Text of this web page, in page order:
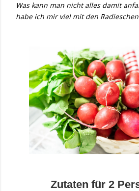
Was kann man nicht alles damit
habe ich mir viel mit den
Zutaten für 2